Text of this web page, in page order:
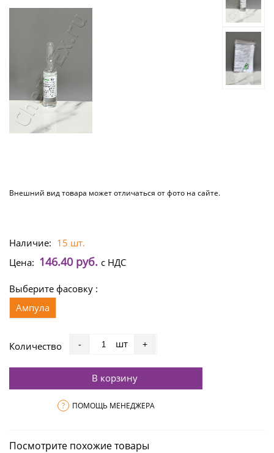
Внешний вид товара может отличаться от фото на сайте.
Наличие: 15 шт.
Цена: 146.40 руб. с НДС
Выберите фасовку :
Ампула
Количество - шт +
В корзину
? ПОМОЩЬ МЕНЕДЖЕРА
Посмотрите похожие товары